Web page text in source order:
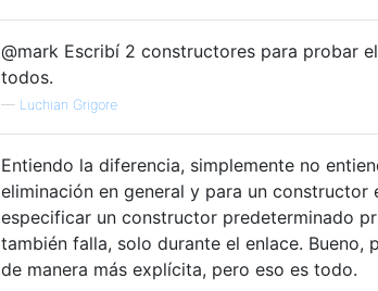
@mark Escribí 2 constructores para probar
todos.
— Luchian Grigore
Entiendo la diferencia, simplemente no
eliminación en general y para un
especificar un constructor predeterminado
también falla, solo durante el enlace.
de manera más explícita, pero eso es todo.